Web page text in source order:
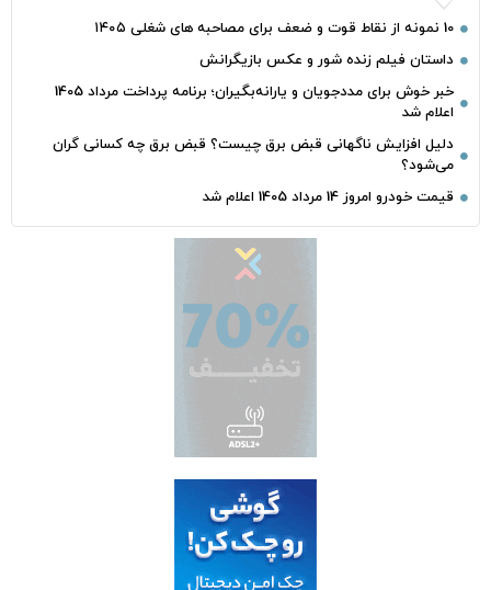
10 نمونه از نقاط قوت و ضعف برای مصاحبه‌ های شغلی ۱۴۰۵
داستان فیلم زنده شور و عکس بازیگرانش
خبر خوش برای مددجویان و یارانه‌بگیران؛ برنامه پرداخت مرداد 1405
اعلام شد
دلیل افزایش ناگهانی قبض برق چیست؟ قبض برق چه کسانی گران
می‌شود؟
قیمت خودرو امروز 14 مرداد 1405 اعلام شد